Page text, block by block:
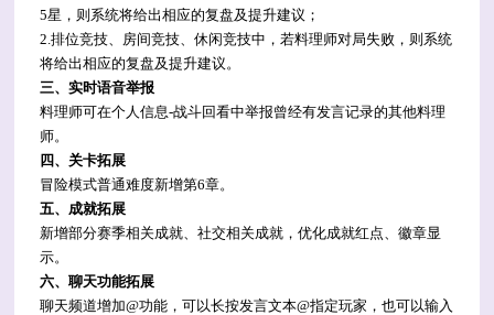
5星，则系统将给出相应的复盘及提升建议；
2.排位竞技、房间竞技、休闲竞技中，若料理师对局失败，则系统
将给出相应的复盘及提升建议。
三、实时语音举报
料理师可在个人信息-战斗回看中举报曾经有发言记录的其他料理
师。
四、关卡拓展
冒险模式普通难度新增第6章。
五、成就拓展
新增部分赛季相关成就、社交相关成就，优化成就红点、徽章显
示。
六、聊天功能拓展
聊天频道增加@功能，可以长按发言文本@指定玩家，也可以输入